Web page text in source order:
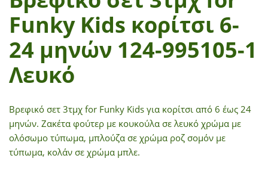
Funky Kids κορίτσι 6-
24 μηνών 124-995105-1
Λευκό
Βρεφικό σετ 3τμχ for Funky Kids για κορίτσι από 6 έως 24
μηνών. Ζακέτα φούτερ με κουκούλα σε λευκό χρώμα με
ολόσωμο τύπωμα, μπλούζα σε χρώμα ροζ σομόν με
τύπωμα, κολάν σε χρώμα μπλε.